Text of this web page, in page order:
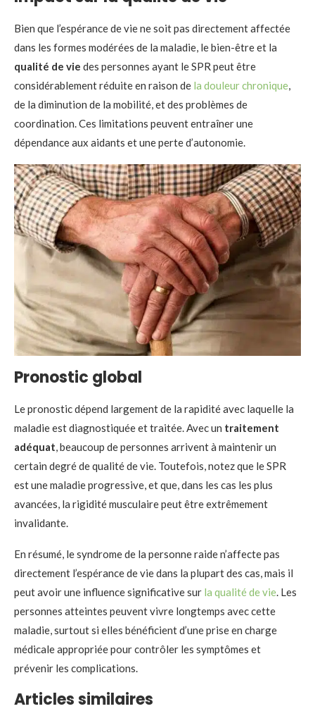
Bien que l’espérance de vie ne soit pas directement affectée
dans les formes modérées de la maladie, le bien-être et la
qualité de vie des personnes ayant le SPR peut être
considérablement réduite en raison de la douleur chronique,
de la diminution de la mobilité, et des problèmes de
coordination. Ces limitations peuvent entraîner une
dépendance aux aidants et une perte d’autonomie.
Pronostic global
Le pronostic dépend largement de la rapidité avec laquelle la
maladie est diagnostiquée et traitée. Avec un traitement
adéquat, beaucoup de personnes arrivent à maintenir un
certain degré de qualité de vie. Toutefois, notez que le SPR
est une maladie progressive, et que, dans les cas les plus
avancées, la rigidité musculaire peut être extrêmement
invalidante.
En résumé, le syndrome de la personne raide n’affecte pas
directement l’espérance de vie dans la plupart des cas, mais il
peut avoir une influence significative sur la qualité de vie. Les
personnes atteintes peuvent vivre longtemps avec cette
maladie, surtout si elles bénéficient d’une prise en charge
médicale appropriée pour contrôler les symptômes et
prévenir les complications.
Articles similaires